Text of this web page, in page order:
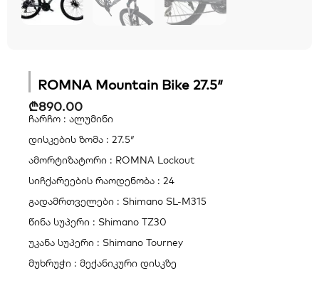
ROMNA Mountain Bike 27.5″
₾890.00
ჩარჩო : ალუმინი
დისკების ზომა : 27.5″
ამორტიზატორი : ROMNA Lockout
სიჩქარეების რაოდენობა : 24
გადამრთველები : Shimano SL-M315
წინა სუპერი : Shimano TZ30
უკანა სუპერი : Shimano Tourney
მუხრუჭი : მექანიკური დისკზე